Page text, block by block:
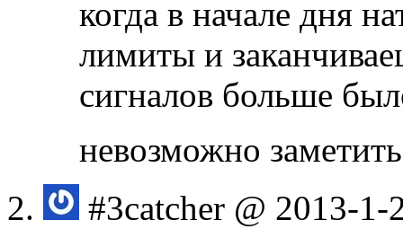
когда в начале дня
лимиты и
сигналов больше
невозможно
#3catcher @ 2013-1-